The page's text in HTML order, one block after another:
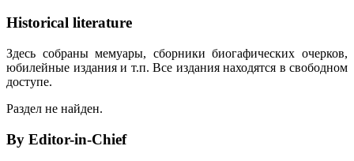
Historical literature
Здесь собраны мемуары, сборники биогафических очерков,
юбилейные издания и т.п. Все издания находятся в свободном
доступе.
Раздел не найден.
By Editor-in-Chief